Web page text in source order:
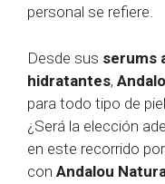
personal se refiere.
Desde sus serums
hidratantes,
para todo tipo de
¿Será la elección
en este recorrido
con Andalou